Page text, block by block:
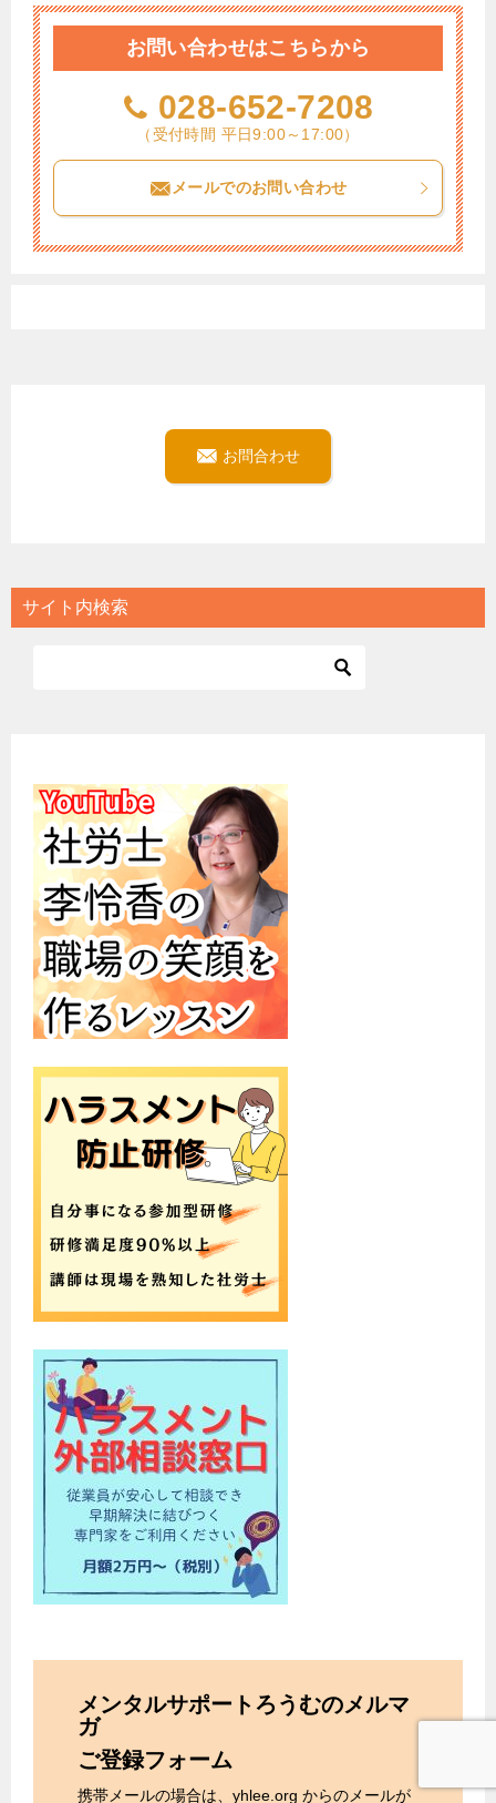
お問い合わせはこちらから
028-652-7208
（受付時間 平日9:00～17:00）
メールでのお問い合わせ
お問合わせ
サイト内検索
メンタルサポートろうむのメルマ
ガ
ご登録フォーム
携帯メールの場合は、yhlee.org からのメールが